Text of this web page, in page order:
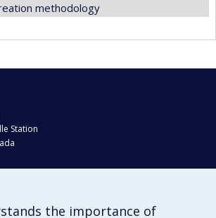
methodology
Station
the importance of